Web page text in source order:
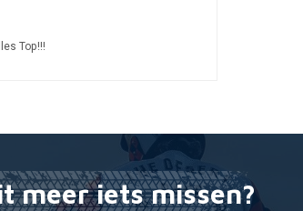
Top!!!
meer iets missen?